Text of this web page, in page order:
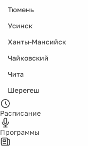
Тюмень
Усинск
Ханты-Мансийск
Чайковский
Чита
Шерегеш
Расписание
Программы